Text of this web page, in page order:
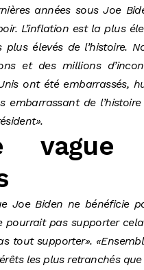
années sous Joe
L’inflation est la plus
élevés de l’histoire.
et des millions
ont été embarrassés,
de
vague
Joe Biden ne bénéficie
pas supporter
tout supporter».
les plus retranchés